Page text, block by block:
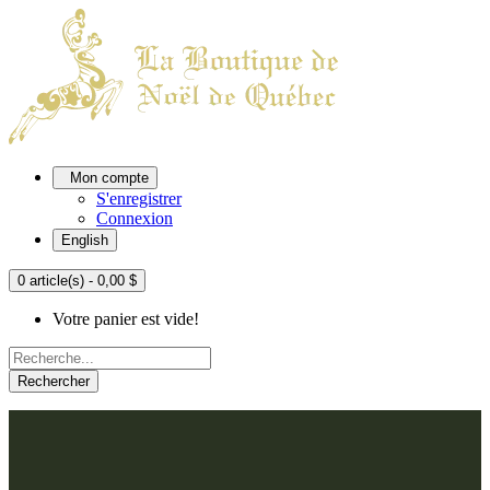
Mon compte
S'enregistrer
Connexion
English
0 article(s) - 0,00 $
Votre panier est vide!
Rechercher